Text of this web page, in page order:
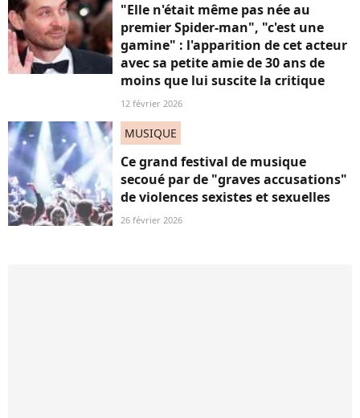
"Elle n'était même pas née au
premier Spider-man", "c'est une
gamine" : l'apparition de cet acteur
avec sa petite amie de 30 ans de
moins que lui suscite la critique
12 février 2026
MUSIQUE
Ce grand festival de musique
secoué par de "graves accusations"
de violences sexistes et sexuelles
26 février 2026